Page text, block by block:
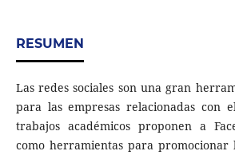
RESUMEN
Las redes sociales son una gran
para las empresas relacionadas con
trabajos académicos proponen a
como herramientas para promocionar